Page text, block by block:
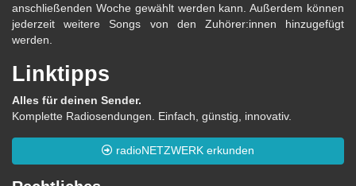
anschließenden Woche gewählt werden kann. Außerdem können
jederzeit weitere Songs von den Zuhörer:innen hinzugefügt
werden.
Linktipps
Alles für deinen Sender.
Komplette Radiosendungen. Einfach, günstig, innovativ.
radioNETZWERK erkunden